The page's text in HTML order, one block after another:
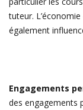
tuteur.
également
Engagements
des engagements